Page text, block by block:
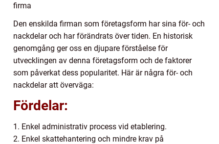
firma
Den enskilda firman som företagsform har sina för- och
nackdelar och har förändrats över tiden. En historisk
genomgång ger oss en djupare förståelse för
utvecklingen av denna företagsform och de faktorer
som påverkat dess popularitet. Här är några för- och
nackdelar att överväga:
Fördelar:
1. Enkel administrativ process vid etablering.
2. Enkel skattehantering och mindre krav på